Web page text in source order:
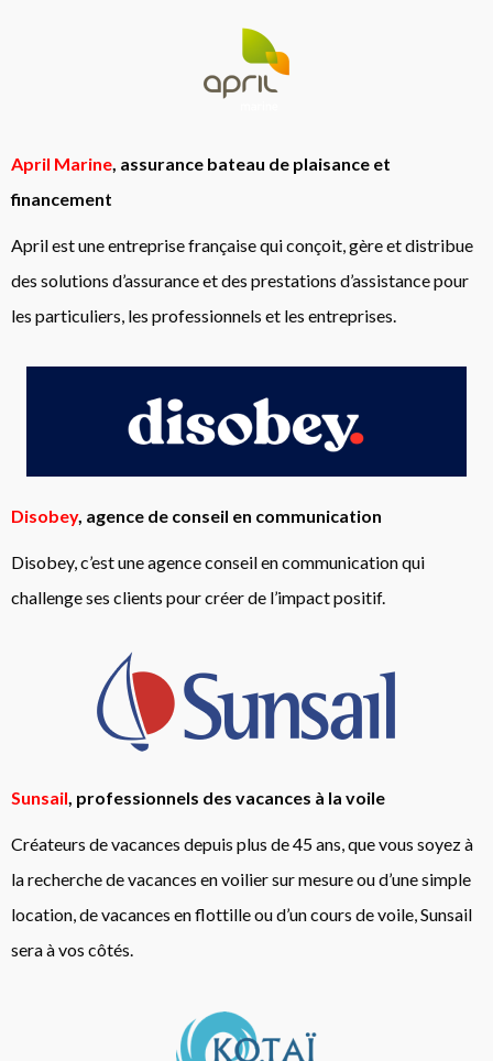
April Marine , assurance bateau de plaisance et
financement
April est une entreprise française qui conçoit, gère et distribue
des solutions d’assurance et des prestations d’assistance pour
les particuliers, les professionnels et les entreprises.
Disobey, agence de conseil en communication
Disobey, c’est une agence conseil en communication qui
challenge ses clients pour créer de l’impact positif.
Sunsail , professionnels des vacances à la voile
Créateurs de vacances depuis plus de 45 ans, que vous soyez à
la recherche de vacances en voilier sur mesure ou d’une simple
location, de vacances en flottille ou d’un cours de voile, Sunsail
sera à vos côtés.